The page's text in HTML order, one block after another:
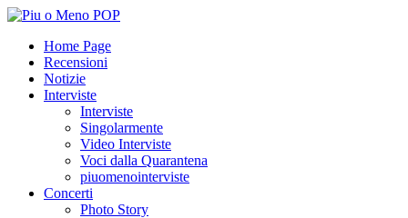
Home Page
Recensioni
Notizie
Interviste
Interviste
Singolarmente
Video Interviste
Voci dalla Quarantena
piuomenointerviste
Concerti
Photo Story